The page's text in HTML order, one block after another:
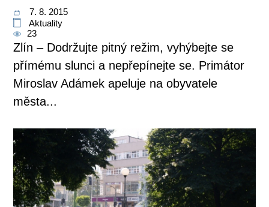
7. 8. 2015
Aktuality
23
Zlín – Dodržujte pitný režim, vyhýbejte se
přímému slunci a nepřepínejte se. Primátor
Miroslav Adámek apeluje na obyvatele
města...